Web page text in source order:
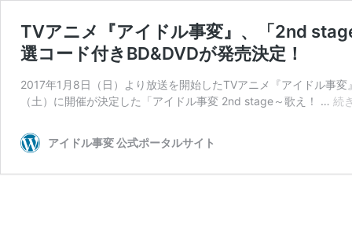
TVアニメ『アイドル事変』、「2nd
選コード付きBD&DVDが発売決定！
2017年1月8日（日）より放送を開始したTVアニメ『アイドル事
（土）に開催が決定した「アイドル事変 2nd stage～歌え！ … 続
アイドル事変 公式ポータルサイト